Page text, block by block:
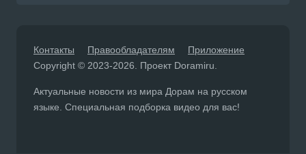
Контакты Правообладателям
Приложение
Copyright © 2023-2026. Проект Doramiru.
Актуальные новости из мира Дорам на русском
языке. Специальная подборка видео для вас!